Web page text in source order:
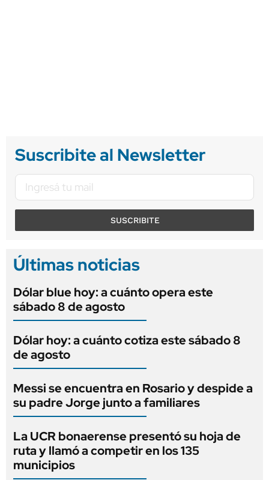
Suscribite al Newsletter
SUSCRIBITE
Últimas noticias
Dólar blue hoy: a cuánto opera este
sábado 8 de agosto
Dólar hoy: a cuánto cotiza este sábado 8
de agosto
Messi se encuentra en Rosario y despide a
su padre Jorge junto a familiares
La UCR bonaerense presentó su hoja de
ruta y llamó a competir en los 135
municipios